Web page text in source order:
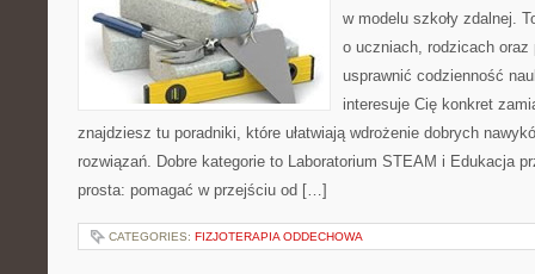
w modelu szkoły zdalnej.
o uczniach, rodzicach
usprawnić codzienność
interesuje Cię konkret
znajdziesz tu poradniki, które ułatwiają wdrożenie dobrych
rozwiązań. Dobre kategorie to Laboratorium STEAM i Edukacja
prosta: pomagać w przejściu od […]
CATEGORIES: FIZJOTERAPIA ODDECHOWA